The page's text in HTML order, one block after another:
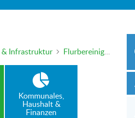
& Infrastruktur Flurbereinigung - Verunsicherung durch Messdifferenzen bei Landvermessung
Kommunales,
Haushalt &
Finanzen